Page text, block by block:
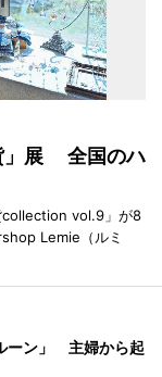
」展 全国のハ
collection vol.9」が8
Lemie（ルミ
ーン」 主婦から起